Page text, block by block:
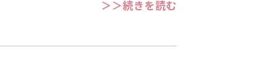
＞＞続きを読む